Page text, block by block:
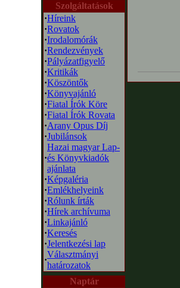
Szolgáltatások
·Híreink
·Rovatok
·Irodalomórák
·Rendezvények
·Pályázatfigyelő
·Kritikák
·Köszöntők
·Könyvajánló
·Fiatal Írók Köre
·Fiatal Írók Rovata
·Arany Opus Díj
·Jubilánsok
·
Hazai magyar Lap-
és Könyvkiadók
ajánlata
·Képgaléria
·Emlékhelyeink
·Rólunk írták
·Hírek archívuma
·Linkajánló
·Keresés
·Jelentkezési lap
·
Választmányi
határozatok
Naptár